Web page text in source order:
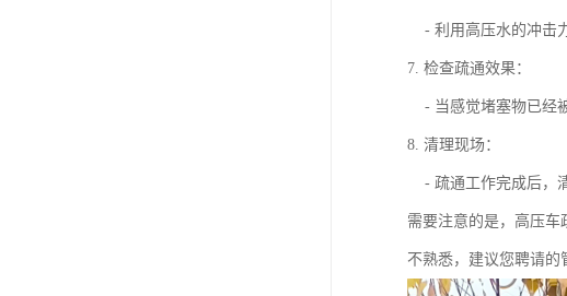
- 利用高压水的冲击
7. 检查疏通效果：
- 当感觉堵塞物已经
8. 清理现场：
- 疏通工作完成后，
需要注意的是，高压
不熟悉，建议您聘请的